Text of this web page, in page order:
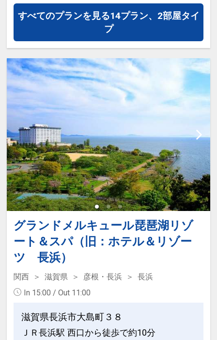
※ご覧のページがどちらかを【食事条
件】の項目でご確認のうえ、予約にお進
設定期間：2026年4月1日～2027年3月
31日
インターネットコース番号：DP-1-
17353444
すべてのプランを見る14プラン、2部屋タイ
プ
グランドメルキュール琵琶湖リゾ
ート＆スパ（旧：ホテル＆リゾー
ツ 長浜）
関西 滋賀県 彦根・長浜
長浜
In 15:00 / Out 11:00
滋賀県長浜市大島町３８
ＪＲ長浜駅 西口から徒歩で約10分